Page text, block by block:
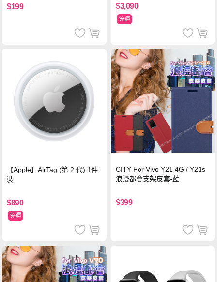
$199 $3,090
免運
【Apple】AirTag (第 2 代) 1件
裝
$890
免運
CITY For Vivo Y21 4G / Y21s
浪漫都會支架皮套-藍
$399